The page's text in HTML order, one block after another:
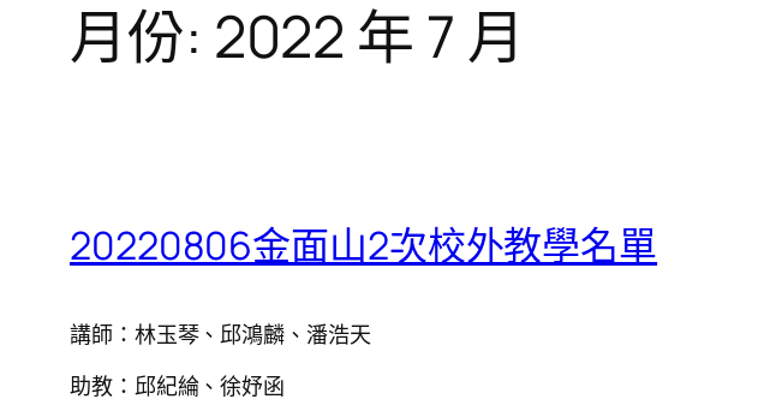
月份: 2022 年 7 月
20220806金面山2次校外教學名單
講師：林玉琴、邱鴻麟、潘浩天
助教：邱紀綸、徐妤函